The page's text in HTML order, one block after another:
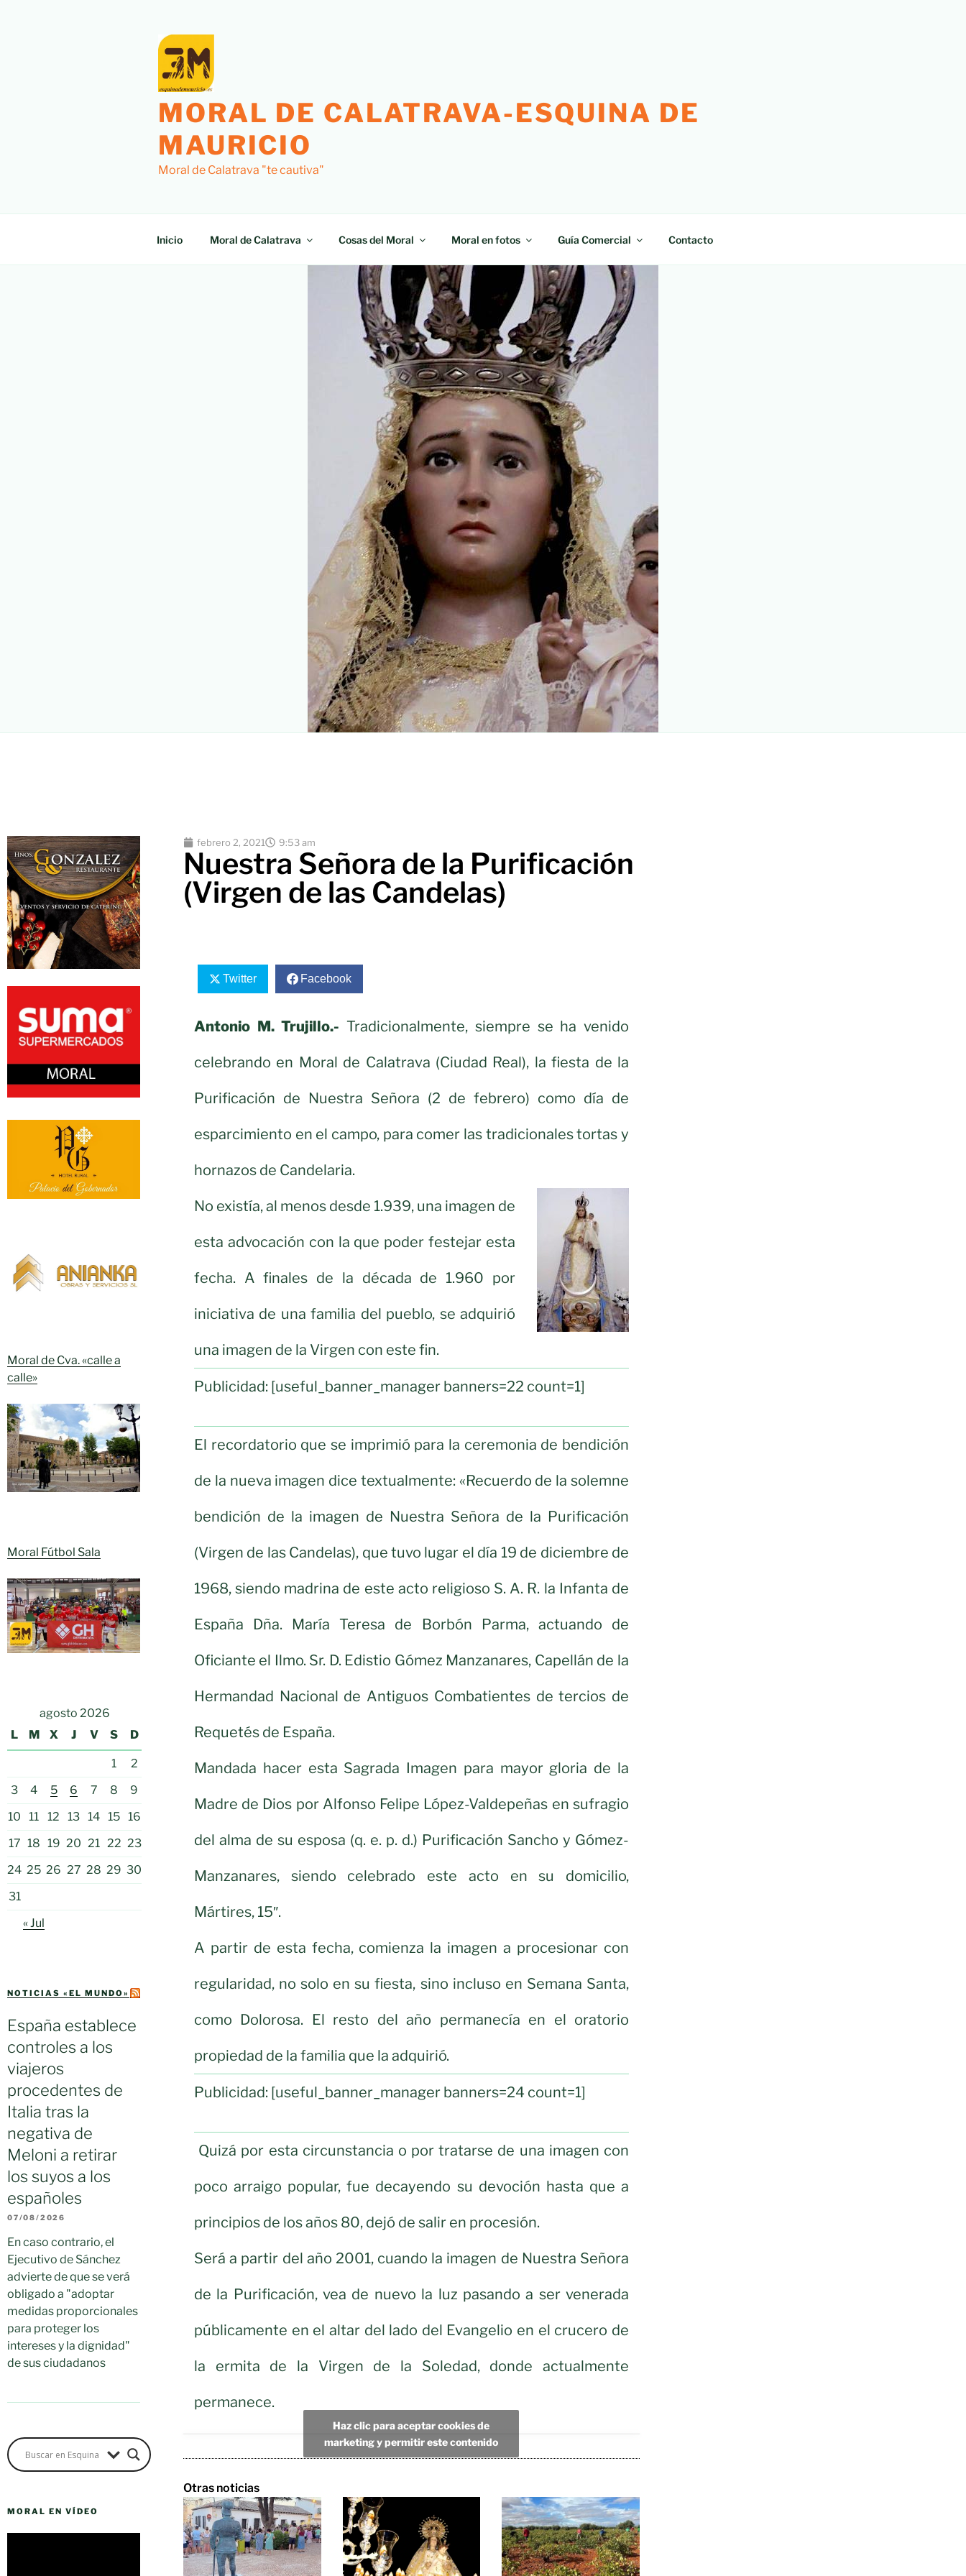
MORAL DE CALATRAVA-ESQUINA DE
MAURICIO
Moral de Calatrava "te cautiva"
Inicio Moral de Calatrava Cosas del Moral Moral en fotos Guía Comercial Contacto
Moral de Cva. «calle a
calle»
Moral Fútbol Sala
agosto 2026
L
M X J V S D
1
2
3
4 5 6 7 8
9
10
11 12 13 14 15 16
17 18 19 20 21 22 23
24 25 26 27 28 29 30
31
« Jul
NOTICIAS «EL MUNDO»
España establece
controles a los
viajeros
procedentes de
Italia tras la
negativa de
Meloni a retirar
los suyos a los
españoles
07/08/2026
En caso contrario, el
Ejecutivo de Sánchez
advierte de que se verá
obligado a "adoptar
medidas proporcionales
para proteger los
intereses y la dignidad"
de sus ciudadanos
MORAL EN VÍDEO
febrero 2, 2021 9:53 am
Nuestra Señora de la Purificación
(Virgen de las Candelas)
Twitter Facebook
Antonio M. Trujillo.- Tradicionalmente, siempre se ha venido
celebrando en Moral de Calatrava (Ciudad Real), la fiesta de la
Purificación de Nuestra Señora (2 de febrero) como día de
esparcimiento en el campo, para comer las tradicionales tortas y
hornazos de Candelaria.
No existía, al menos desde 1.939, una imagen de
esta advocación con la que poder festejar esta
fecha. A finales de la década de 1.960 por
iniciativa de una familia del pueblo, se adquirió
una imagen de la Virgen con este fin.
Publicidad: [useful_banner_manager banners=22 count=1]
El recordatorio que se imprimió para la ceremonia de bendición
de la nueva imagen dice textualmente: «Recuerdo de la solemne
bendición de la imagen de Nuestra Señora de la Purificación
(Virgen de las Candelas), que tuvo lugar el día 19 de diciembre de
1968, siendo madrina de este acto religioso S. A. R. la Infanta de
España Dña. María Teresa de Borbón Parma, actuando de
Oficiante el Ilmo. Sr. D. Edistio Gómez Manzanares, Capellán de la
Hermandad Nacional de Antiguos Combatientes de tercios de
Requetés de España.
Mandada hacer esta Sagrada Imagen para mayor gloria de la
Madre de Dios por Alfonso Felipe López-Valdepeñas en sufragio
del alma de su esposa (q. e. p. d.) Purificación Sancho y Gómez-
Manzanares, siendo celebrado este acto en su domicilio,
Mártires, 15″.
A partir de esta fecha, comienza la imagen a procesionar con
regularidad, no solo en su fiesta, sino incluso en Semana Santa,
como Dolorosa. El resto del año permanecía en el oratorio
propiedad de la familia que la adquirió.
Publicidad: [useful_banner_manager banners=24 count=1]
Quizá por esta circunstancia o por tratarse de una imagen con
poco arraigo popular, fue decayendo su devoción hasta que a
principios de los años 80, dejó de salir en procesión.
Será a partir del año 2001, cuando la imagen de Nuestra Señora
de la Purificación, vea de nuevo la luz pasando a ser venerada
públicamente en el altar del lado del Evangelio en el crucero de
la ermita de la Virgen de la Soledad, donde actualmente
permanece.
Haz clic para aceptar cookies de
marketing y permitir este contenido
Otras noticias